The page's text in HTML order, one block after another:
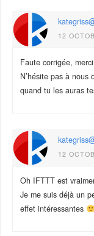
12
Faute corrigée,
N’hésite pas à
quand tu les auras
12
Oh IFTTT est
Je me suis déjà un
effet intéressantes